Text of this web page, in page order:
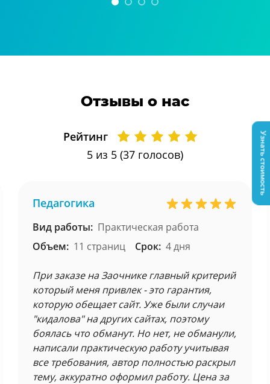
Отзывы о нас
Рейтинг
5 из 5 (37 голосов)
Педагогика
Вид работы: Практическая работа
Объем: 11 страниц Срок: 4 дня
При заказе на Заочнике главный критерий
который меня привлек - это гарантия,
которую обещает сайт. Уже были случаи
"кидалова" на других сайтах, поэтому
боялась что обманут. Но нет, не обманули,
написали практическую работу учитывая
все требования, автор полностью раскрыл
тему, аккуратно оформил работу. Цена за
Узнать стоимость